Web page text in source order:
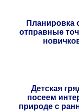
Планировка
отправные
Детская
посеем
природе с